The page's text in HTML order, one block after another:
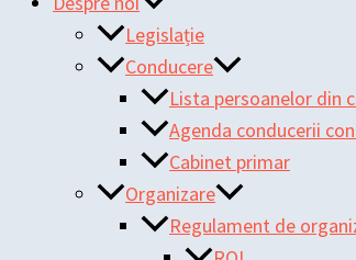
Legislație
Conducere
Lista persoanelor din
Agenda conducerii
Cabinet primar
Organizare
Regulament de